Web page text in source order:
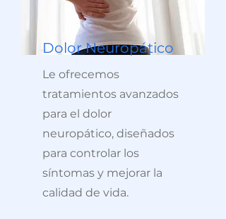
Dolor Neuropático
Le ofrecemos
tratamientos avanzados
para el dolor
neuropático, diseñados
para controlar los
síntomas y mejorar la
calidad de vida.